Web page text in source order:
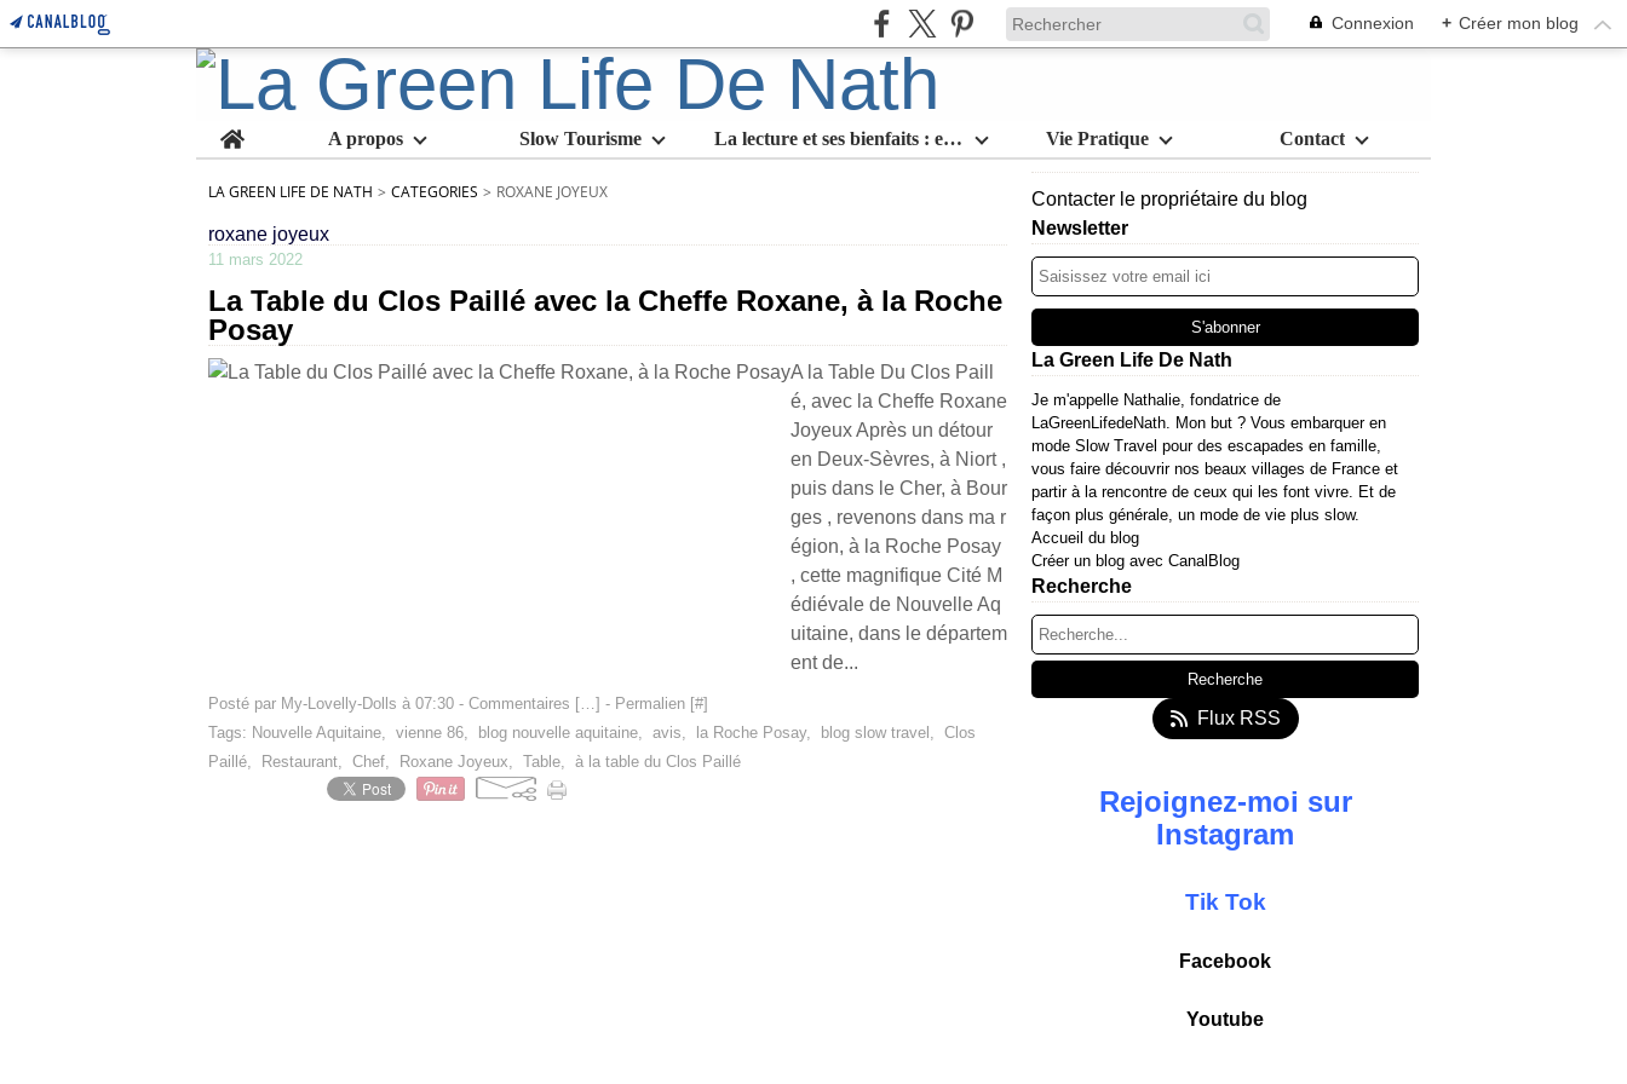
Connexion + Créer mon blog
Home A propos Slow Tourisme La lecture et ses bienfaits : en quoi est-ce l'activité slow par excellence Vie Pratique Contact
LA GREEN LIFE DE NATH > CATEGORIES > ROXANE JOYEUX
roxane joyeux
11 mars 2022
La Table du Clos Paillé avec la Cheffe Roxane, à la Roche
Posay
A la Table Du Clos Paill
é, avec la Cheffe Roxane
Joyeux Après un détour
en Deux-Sèvres, à Niort ,
puis dans le Cher, à Bour
ges , revenons dans ma r
égion, à la Roche Posay
, cette magnifique Cité M
édiévale de Nouvelle Aq
uitaine, dans le départem
ent de...
Posté par My-Lovelly-Dolls à 07:30 - Commentaires […] - Permalien [#]
Tags: Nouvelle Aquitaine, vienne 86, blog nouvelle aquitaine, avis, la Roche Posay, blog slow travel , Clos
Paillé, Restaurant, Chef, Roxane Joyeux, Table, à la table du Clos Paillé
Contacter le propriétaire du blog
Newsletter
La Green Life De Nath
Je m'appelle Nathalie, fondatrice de
LaGreenLifedeNath. Mon but ? Vous embarquer en
mode Slow Travel pour des escapades en famille,
vous faire découvrir nos beaux villages de France et
partir à la rencontre de ceux qui les font vivre. Et de
façon plus générale, un mode de vie plus slow.
Accueil du blog
Créer un blog avec CanalBlog
Recherche
Flux RSS
Rejoignez-moi sur
Instagram
Tik Tok
Facebook
Youtube